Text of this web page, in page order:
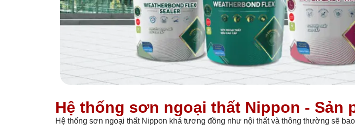
Hệ thống sơn ngoại thất Nippon - Sản
Hệ thống sơn ngoại thất Nippon khá tương đồng như nội thất và thông thường sẽ